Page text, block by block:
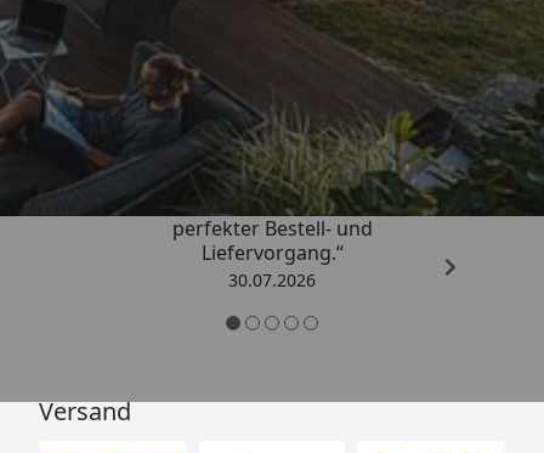
Trusted Shops
4,76/ 5
„Qualitativ sehr gute Ware und ein
perfekter Bestell- und
Liefervorgang.“
30.07.2026
Versand